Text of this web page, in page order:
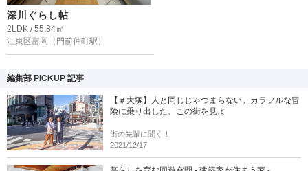
深川ぐらし帖
2LDK / 55.84㎡
江東区富岡
（門前仲町駅）
編集部 PICKUP 記事
【＃大塚】人と同じじゃつまらない。カラフルな冒
険に乗り出した、この街を見よ
街の先輩に聞く！
2021/12/17